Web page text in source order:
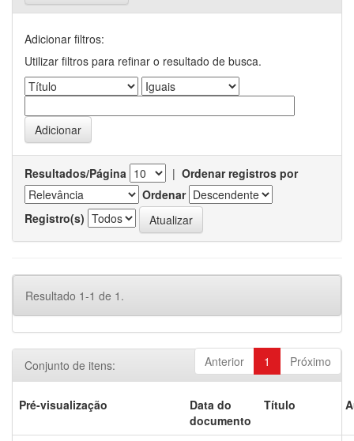
Adicionar filtros:
Utilizar filtros para refinar o resultado de busca.
Resultados/Página | Ordenar registros por
Ordenar
Registro(s)
Resultado 1-1 de 1.
Anterior 1 Próximo
Conjunto de itens:
Pré-visualização
Data do
documento
Título